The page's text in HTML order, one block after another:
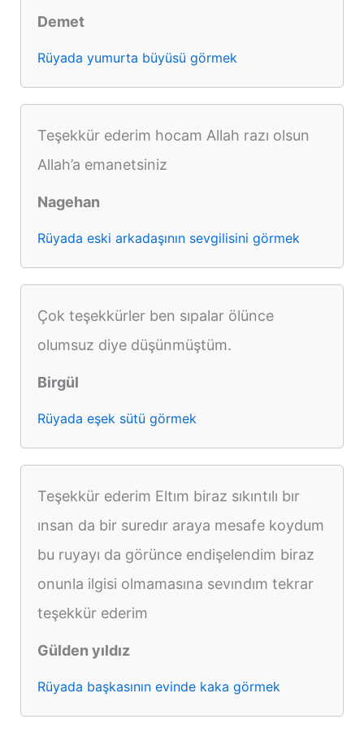
Demet
Rüyada yumurta büyüsü görmek
Teşekkür ederim hocam Allah razı olsun
Allah’a emanetsiniz
Nagehan
Rüyada eski arkadaşının sevgilisini görmek
Çok teşekkürler ben sıpalar ölünce
olumsuz diye düşünmüştüm.
Birgül
Rüyada eşek sütü görmek
Teşekkür ederim Eltım biraz sıkıntılı bır
ınsan da bir suredır araya mesafe koydum
bu ruyayı da görünce endişelendim biraz
onunla ilgisi olmamasına sevındım tekrar
teşekkür ederim
Gülden yıldız
Rüyada başkasının evinde kaka görmek